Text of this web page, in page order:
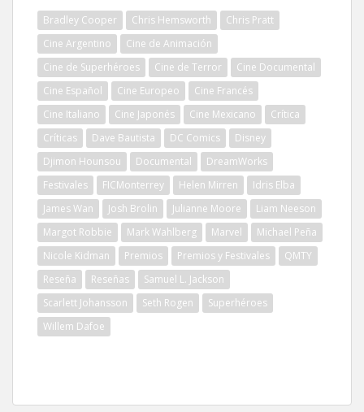
Bradley Cooper Chris Hemsworth
Chris Pratt
Cine Argentino
Cine de Animación
Cine de Superhéroes
Cine de Terror
Cine Documental
Cine Español
Cine Europeo
Cine Francés
Cine Italiano
Cine Japonés Cine Mexicano
Crítica
Críticas
Dave Bautista DC Comics
Disney
Djimon Hounsou
Documental
DreamWorks
Festivales
FICMonterrey Helen Mirren
Idris Elba
James Wan
Josh Brolin Julianne Moore
Liam Neeson
Margot Robbie
Mark Wahlberg Marvel
Michael Peña
Nicole Kidman
Premios Premios y Festivales
QMTY
Reseña
Reseñas
Samuel L. Jackson
Scarlett Johansson
Seth Rogen
Superhéroes
Willem Dafoe